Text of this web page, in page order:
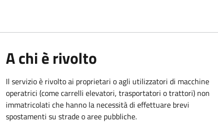
A chi è rivolto
Il servizio è rivolto ai proprietari o agli utilizzatori di macchine
operatrici (come carrelli elevatori, trasportatori o trattori) non
immatricolati che hanno la necessità di effettuare brevi
spostamenti su strade o aree pubbliche.